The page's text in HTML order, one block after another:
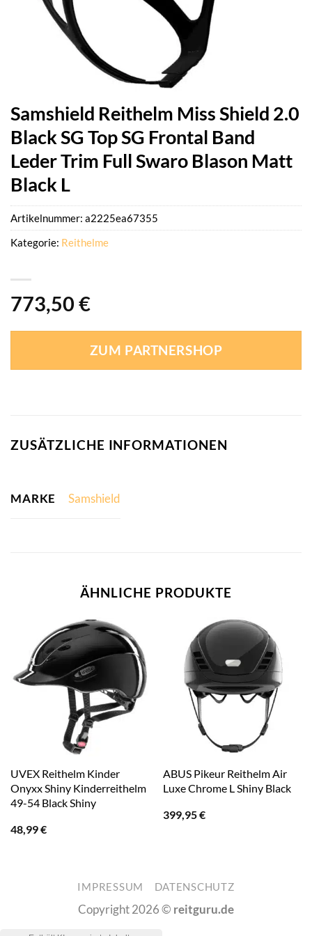
Samshield Reithelm Miss Shield 2.0
Black SG Top SG Frontal Band
Leder Trim Full Swaro Blason Matt
Black L
773,50 €
ZUM PARTNERSHOP
Artikelnummer: a2225ea67355
Kategorie: Reithelme
ZUSÄTZLICHE INFORMATIONEN
MARKE Samshield
ÄHNLICHE PRODUKTE
UVEX Reithelm Kinder
Onyxx Shiny Kinderreithelm
49-54 Black Shiny
48,99€
ABUS Pikeur Reithelm Air
Luxe Chrome L Shiny Black
399,95€
IMPRESSUM DATENSCHUTZ
Copyright 2026 © reitguru.de